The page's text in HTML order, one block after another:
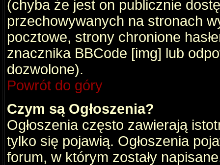
(chyba że jest on publicznie
przechowywanych na stronach
pocztowe, strony chronione
znacznika BBCode [img] lub
dozwolone).
Powrót do góry
Czym są Ogłoszenia?
Ogłoszenia często zawierają
tylko się pojawią. Ogłoszenia
forum, w którym zostały